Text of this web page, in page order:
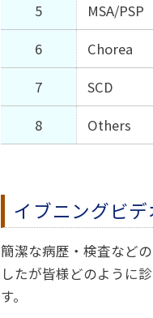
5
MSA/PSP
6
Chorea
7
SCD
8
Others
イブニングビ
簡潔な病歴・検査など
したが皆様どのように
す。